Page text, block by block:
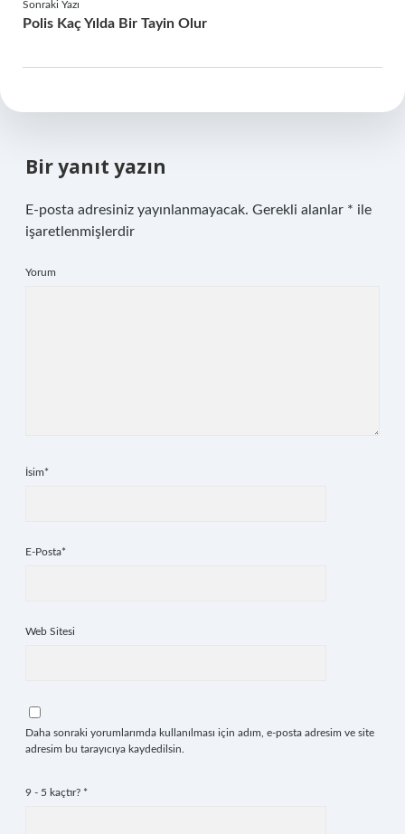
Sonraki Yazı
Polis Kaç Yılda Bir Tayin Olur
Bir yanıt yazın
E-posta adresiniz yayınlanmayacak. Gerekli alanlar * ile
işaretlenmişlerdir
Yorum
İsim*
E-Posta*
Web Sitesi
Daha sonraki yorumlarımda kullanılması için adım, e-posta adresim ve site
adresim bu tarayıcıya kaydedilsin.
9 - 5 kaçtır? *